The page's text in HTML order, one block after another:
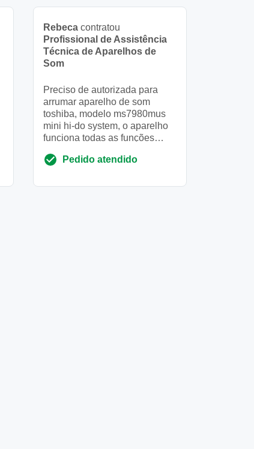
Rebeca contratou
Profissional de Assistência
Técnica de Aparelhos de
Som
Preciso de autorizada para
arrumar aparelho de som
toshiba, modelo ms7980mus
mini hi-do system, o aparelho
funciona todas as funções
que queimou a saída de som
Pedido atendido